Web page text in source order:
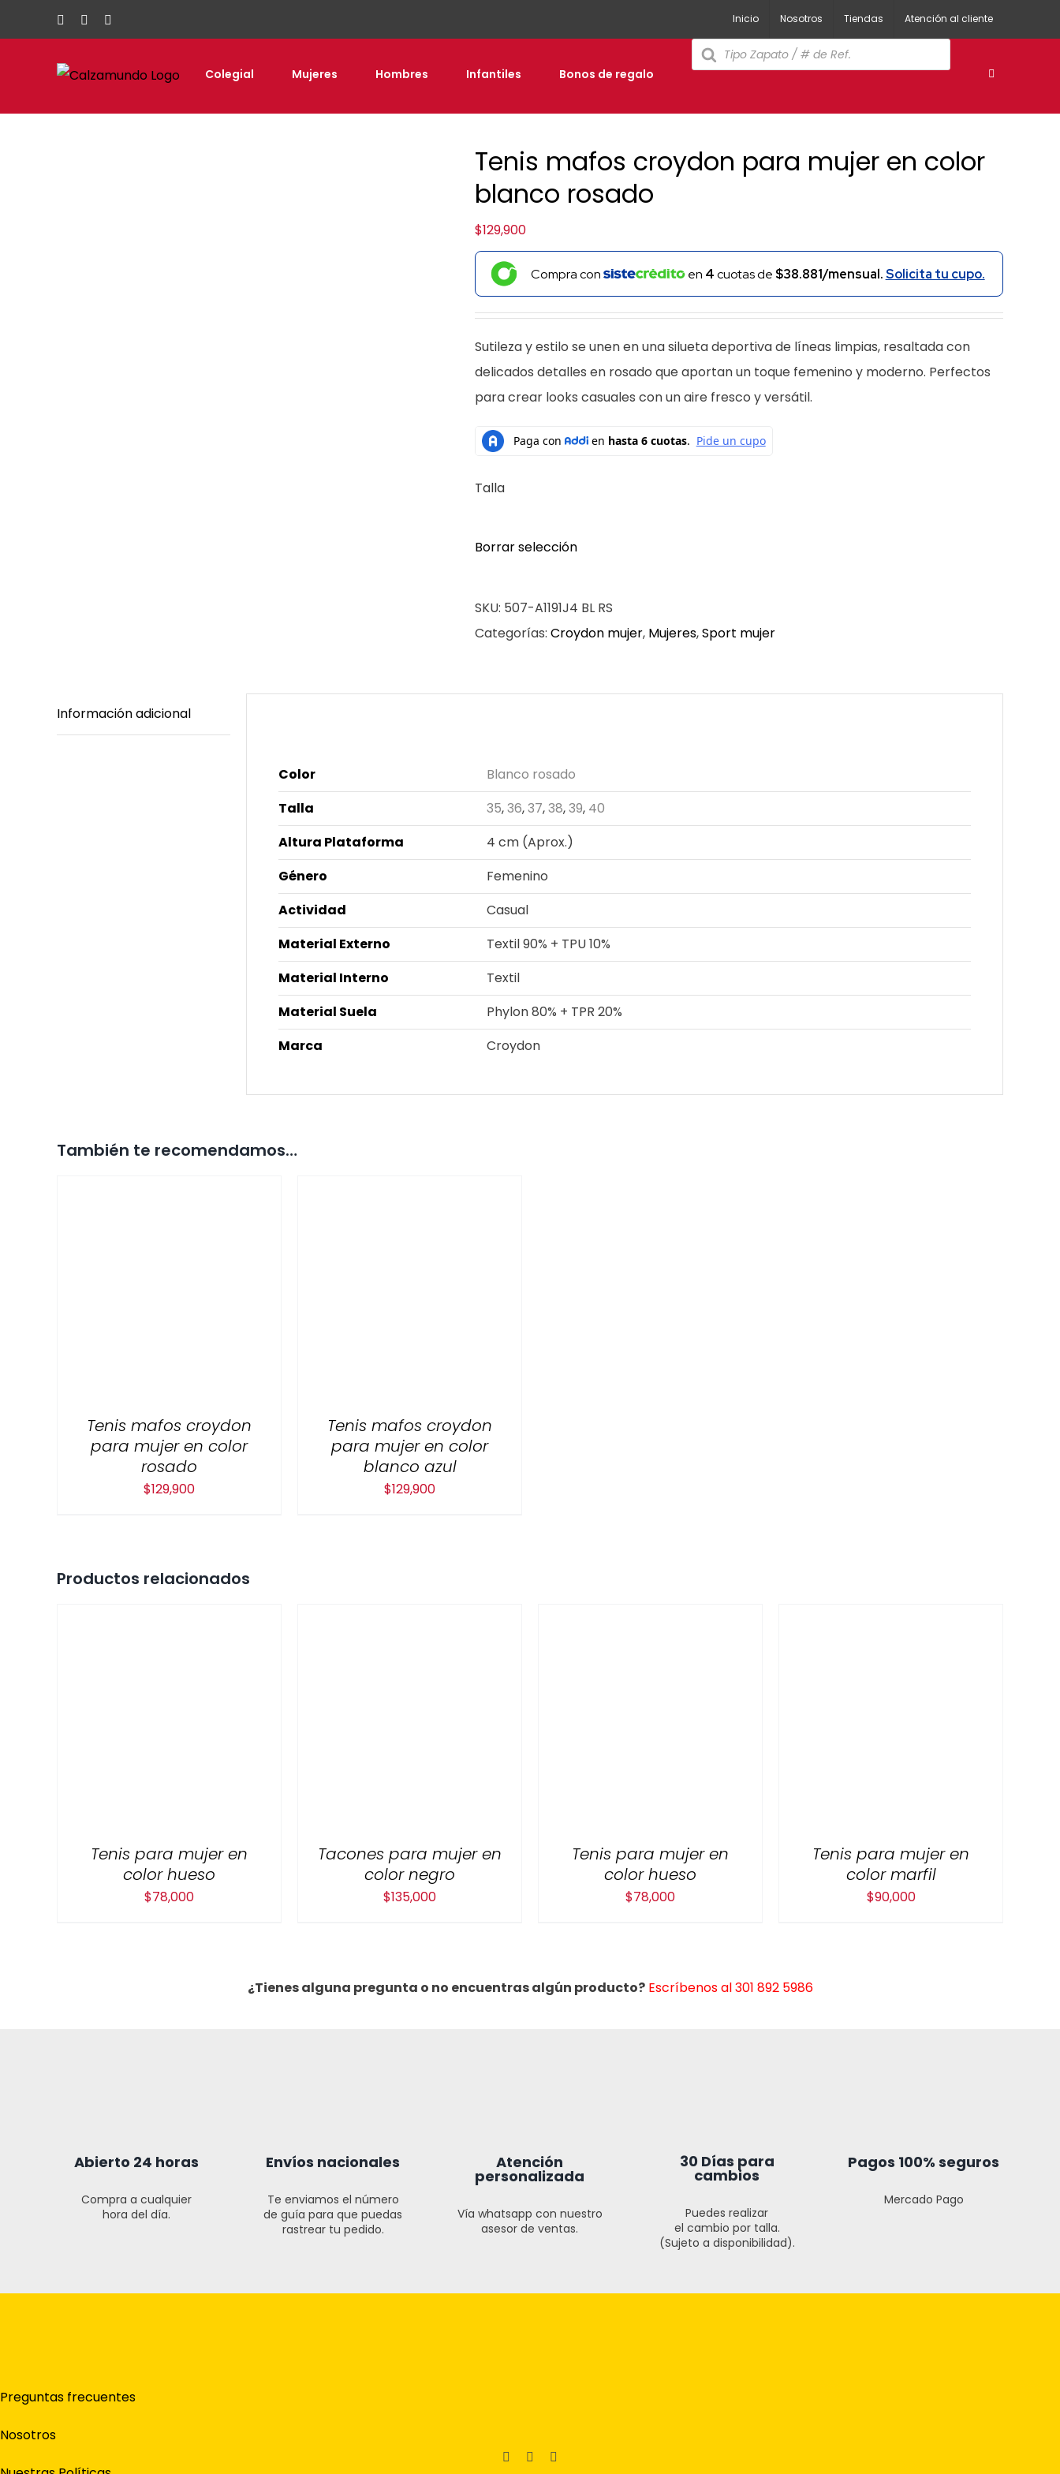
FacebookInstagram Inicio Nosotros Tiendas Atención al cliente
Colegial Mujeres Hombres Infantiles Bonos de regalo
Búsqueda
de
productos
Tenis mafos croydon para mujer en color
blanco rosado
$129,900
Compra con en 4cuotas de $38.881/mensual.Solicita tu cupo.
Sutileza y estilo se unen en una silueta deportiva de líneas limpias, resaltada con
delicados detalles en rosado que aportan un toque femenino y moderno. Perfectos
para crear looks casuales con un aire fresco y versátil.
Talla
Borrar selección
SKU: 507-A1191J4 BL RS
Categorías: Croydon mujer, Mujeres,Sport mujer
Información adicional
Color
Blanco rosado
Talla
35,36,37,38,39, 40
Altura Plataforma
4 cm (Aprox.)
Género
Femenino
Actividad
Casual
Material Externo
Textil 90% + TPU 10%
Material Interno
Textil
Material Suela
Phylon 80% + TPR 20%
Marca
Croydon
También te recomendamos…
Tenis mafos croydon
para mujer en color
rosado
$129,900
Tenis mafos croydon
para mujer en color
blanco azul
$129,900
Productos relacionados
Tenis para mujer en
color hueso
$78,000
Tacones para mujer en
color negro
$135,000
Tenis para mujer en
color hueso
$78,000
Tenis para mujer en
color marfil
$90,000
¿Tienes alguna pregunta o no encuentras algún producto? Escríbenos al 301 892 5986
Abierto 24 horas
Compra a cualquier
hora del día.
Envíos nacionales
Te enviamos el número
de guía para que puedas
rastrear tu pedido.
Atención
personalizada
Vía whatsapp con nuestro
asesor de ventas.
30 Días para
cambios
Puedes realizar
el cambio por talla.
(Sujeto a disponibilidad).
Pagos 100% seguros
Mercado Pago
Preguntas frecuentes
Nosotros